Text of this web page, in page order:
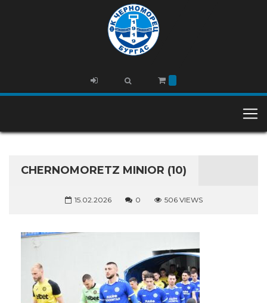
CHERNOMORETZ MINIOR (10)
15.02.2026 0 506 VIEWS